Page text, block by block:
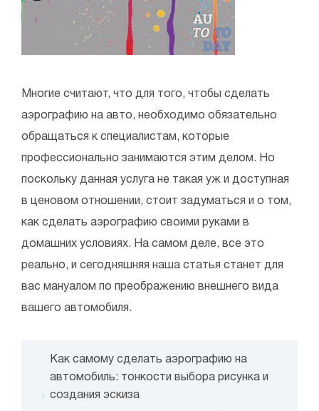
Многие считают, что для того, чтобы сделать
аэрографию на авто, необходимо обязательно
обращаться к специалистам, которые
профессионально занимаются этим делом. Но
поскольку данная услуга не такая уж и доступная
в ценовом отношении, стоит задуматься и о том,
как сделать аэрографию своими руками в
домашних условиях. На самом деле, все это
реально, и сегодняшняя наша статья станет для
вас мануалом по преображению внешнего вида
вашего автомобиля.
Как самому сделать аэрографию на
автомобиль: тонкости выбора рисунка и
создания эскиза